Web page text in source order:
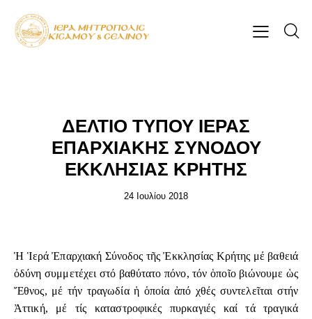
ΔΕΛΤΙΟ ΤΥΠΟΥ ΙΕΡΑΣ
ΕΠΑΡΧΙΑΚΗΣ ΣΥΝΟΔΟΥ
ΕΚΚΛΗΣΙΑΣ ΚΡΗΤΗΣ
24 Ιουλίου 2018
Ἡ Ἱερά Ἐπαρχιακή Σύνοδος τῆς Ἐκκλησίας Κρήτης μέ βαθειά
ὀδύνη συμμετέχει στό βαθύτατο πόνο, τόν ὁποῖο βιώνουμε ὡς
Ἔθνος, μέ τήν τραγωδία ἡ ὁποία ἀπό χθές συντελεῖται στήν
Ἀττική, μέ τίς καταστροφικές πυρκαγιές καί τά τραγικά